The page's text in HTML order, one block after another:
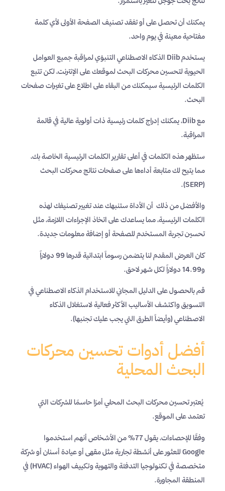
يمكنك أن تحصل على أو تفقد تصنيف الصفحة الأولى لأي كلمة
مفتاحية معينة في يوم واحد.
يستخدم Diib الذكاء الاصطناعي التنبؤي لمراقبة جميع العوامل
الحيوية لتحسين محركات البحث لموقعك على الإنترنت، لكن تتبع
الكلمات الرئيسية سيمكنك من البقاء على اطلاع على تغيرات صفحات
البحث.
مع Diib، يمكنك إدراج كلمات رئيسية ذات أولوية عالية في قائمة
المراقبة.
ستظهر هذه الكلمات في أعلى تقارير الكلمات الرئيسية الخاصة بك،
مما يتيح لك متابعة أداءها على صفحات نتائج محركات البحث
(SERP).
والأفضل من ذلك أن الأداة ستنبهك عند تغيير تصنيفك لهذه
الكلمات الرئيسية، مما يساعدك على اتخاذ الإجراءات اللازمة، مثل
تحسين تجربة المستخدم للصفحة أو إضافة معلومات جديدة.
كان العرض المقدم لنا يتضمن رسوماً ابتدائية قدرها 99 دولاراً
و14.99 دولاراً لكل شهر لاحق.
قم بالحصول على الدليل المجاني للاستخدام الذكاء الاصطناعي في
التسويق واكتشف الأساليب الأكثر فعالية لاستغلال الذكاء
الاصطناعي (وأيضاً الطرق التي يجب عليك تجنبها).
أفضل أدوات تحسين محركات
البحث المحلية
يُعتبر تحسين محركات البحث المحلي أمرًا حاسمًا للشركات التي
تعتمد على الموقع.
وفقًا للإحصاءات، يقول 77% من الأشخاص أنهم استخدموا
Google للعثور على أنشطة تجارية مثل مقهى أو عيادة أسنان أو شركة
متخصصة في تكنولوجيا التدفئة والتهوية وتكييف الهواء (HVAC) في
المنطقة المجاورة.